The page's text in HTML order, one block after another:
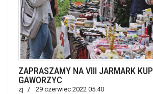
ZAPRASZAMY NA VIII JARMARK
GAWORZYC
zj 29 czerwiec 2022 05:40